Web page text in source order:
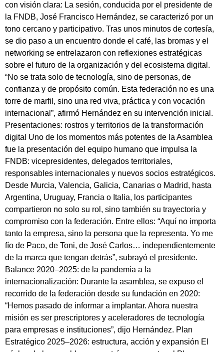
con visión clara: La sesión, conducida por el presidente de
la FNDB, José Francisco Hernández, se caracterizó por un
tono cercano y participativo. Tras unos minutos de cortesía,
se dio paso a un encuentro donde el café, las bromas y el
networking se entrelazaron con reflexiones estratégicas
sobre el futuro de la organización y del ecosistema digital.
“No se trata solo de tecnología, sino de personas, de
confianza y de propósito común. Esta federación no es una
torre de marfil, sino una red viva, práctica y con vocación
internacional”, afirmó Hernández en su intervención inicial.
Presentaciones: rostros y territorios de la transformación
digital Uno de los momentos más potentes de la Asamblea
fue la presentación del equipo humano que impulsa la
FNDB: vicepresidentes, delegados territoriales,
responsables internacionales y nuevos socios estratégicos.
Desde Murcia, Valencia, Galicia, Canarias o Madrid, hasta
Argentina, Uruguay, Francia o Italia, los participantes
compartieron no solo su rol, sino también su trayectoria y
compromiso con la federación. Entre ellos: “Aquí no importa
tanto la empresa, sino la persona que la representa. Yo me
fío de Paco, de Toni, de José Carlos… independientemente
de la marca que tengan detrás”, subrayó el presidente.
Balance 2020–2025: de la pandemia a la
internacionalización: Durante la asamblea, se expuso el
recorrido de la federación desde su fundación en 2020:
“Hemos pasado de informar a implantar. Ahora nuestra
misión es ser prescriptores y aceleradores de tecnología
para empresas e instituciones”, dijo Hernández. Plan
Estratégico 2025–2026: estructura, acción y expansión El